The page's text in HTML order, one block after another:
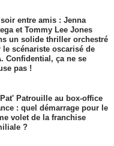
soir entre amis : Jenna
et Tommy Lee Jones
un solide thriller orchestré
le scénariste oscarisé de
Confidential, ça ne se
pas !
Patrouille au box-office
: quel démarrage pour le
volet de la franchise
?